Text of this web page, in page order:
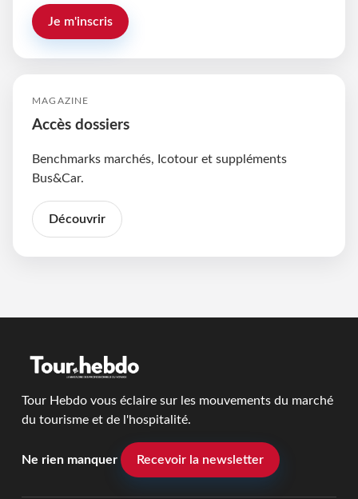
Je m'inscris
MAGAZINE
Accès dossiers
Benchmarks marchés, Icotour et suppléments
Bus&Car.
Découvrir
Tour Hebdo vous éclaire sur les mouvements du marché
du tourisme et de l'hospitalité.
Ne rien manquer Recevoir la newsletter